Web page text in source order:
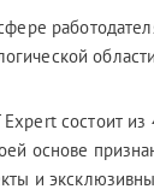
состоит
основе
и